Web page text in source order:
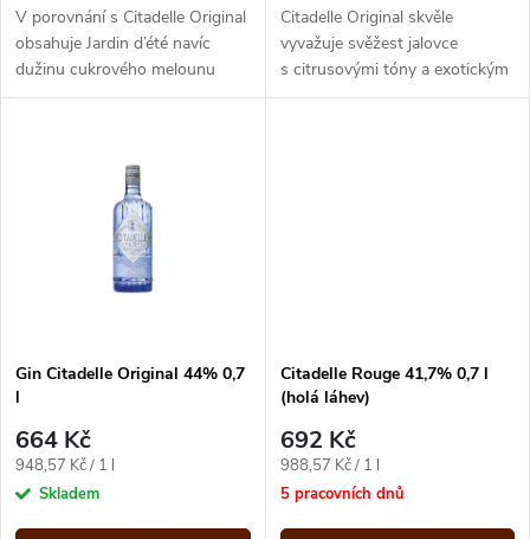
u
k
u
V porovnání s Citadelle Original
obsahuje Jardin d’été navíc
dužinu cukrového melounu
Charentais, celé citrony a kůru
Citadelle Original skvěle
vyvažuje svěžest jalovce
s citrusovými tóny a exotickým
kořením.
Gin Citadelle Original 44% 0,7
l
664 Kč
Měrná
cena:
948,57 Kč / 1 l
Skladem
Citadelle Rouge 41,7% 0,7 l
(holá láhev)
692 Kč
Měrná
cena:
988,57 Kč / 1 l
5 pracovních dnů